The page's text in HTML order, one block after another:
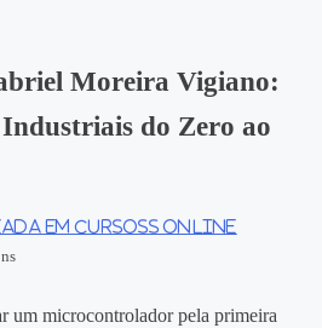
Moreira Vigiano:
do Zero ao
em Cursoss Online
um microcontrolador pela primeira